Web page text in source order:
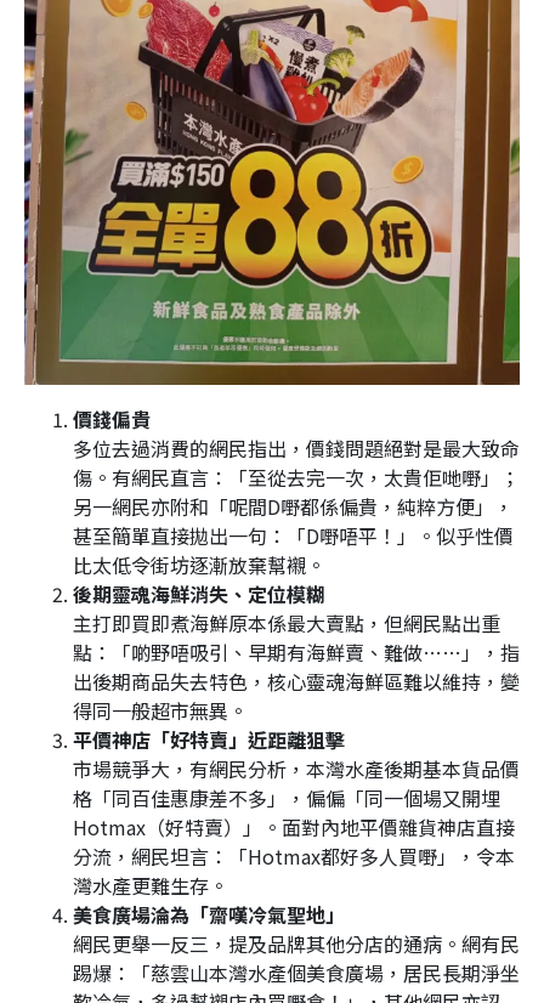
價錢偏貴
多位去過消費的網民指出，價錢問題絕對是最大致命
傷。有網民直言：「至從去完一次，太貴佢哋嘢」；
另一網民亦附和「呢間D嘢都係偏貴，純粹方便」，
甚至簡單直接拋出一句：「D嘢唔平！」。似乎性價
比太低令街坊逐漸放棄幫襯。
後期靈魂海鮮消失、定位模糊
主打即買即煮海鮮原本係最大賣點，但網民點出重
點：「啲野唔吸引、早期有海鮮賣、難做……」，指
出後期商品失去特色，核心靈魂海鮮區難以維持，變
得同一般超市無異。
平價神店「好特賣」近距離狙擊
市場競爭大，有網民分析，本灣水產後期基本貨品價
格「同百佳惠康差不多」，偏偏「同一個場又開埋
Hotmax（好特賣）」。面對內地平價雜貨神店直接
分流，網民坦言：「Hotmax都好多人買嘢」，令本
灣水產更難生存。
美食廣場淪為「齋嘆冷氣聖地」
網民更舉一反三，提及品牌其他分店的通病。網有民
踢爆：「慈雲山本灣水產個美食廣場，居民長期淨坐